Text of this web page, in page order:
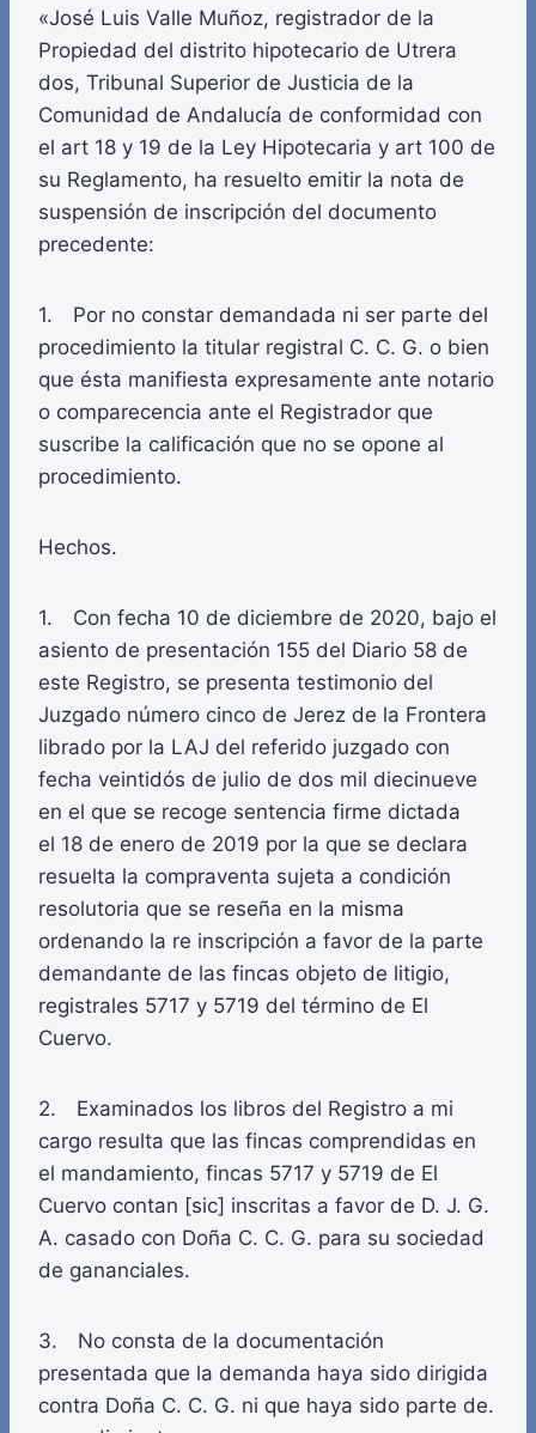
«José Luis Valle Muñoz, registrador de la
Propiedad del distrito hipotecario de Utrera
dos, Tribunal Superior de Justicia de la
Comunidad de Andalucía de conformidad con
el art 18 y 19 de la Ley Hipotecaria y art 100 de
su Reglamento, ha resuelto emitir la nota de
suspensión de inscripción del documento
precedente:
1. Por no constar demandada ni ser parte del
procedimiento la titular registral C. C. G. o bien
que ésta manifiesta expresamente ante notario
o comparecencia ante el Registrador que
suscribe la calificación que no se opone al
procedimiento.
Hechos.
1. Con fecha 10 de diciembre de 2020, bajo el
asiento de presentación 155 del Diario 58 de
este Registro, se presenta testimonio del
Juzgado número cinco de Jerez de la Frontera
librado por la LAJ del referido juzgado con
fecha veintidós de julio de dos mil diecinueve
en el que se recoge sentencia firme dictada
el 18 de enero de 2019 por la que se declara
resuelta la compraventa sujeta a condición
resolutoria que se reseña en la misma
ordenando la re inscripción a favor de la parte
demandante de las fincas objeto de litigio,
registrales 5717 y 5719 del término de El
Cuervo.
2. Examinados los libros del Registro a mi
cargo resulta que las fincas comprendidas en
el mandamiento, fincas 5717 y 5719 de El
Cuervo contan [sic] inscritas a favor de D. J. G.
A. casado con Doña C. C. G. para su sociedad
de gananciales.
3. No consta de la documentación
presentada que la demanda haya sido dirigida
contra Doña C. C. G. ni que haya sido parte de.